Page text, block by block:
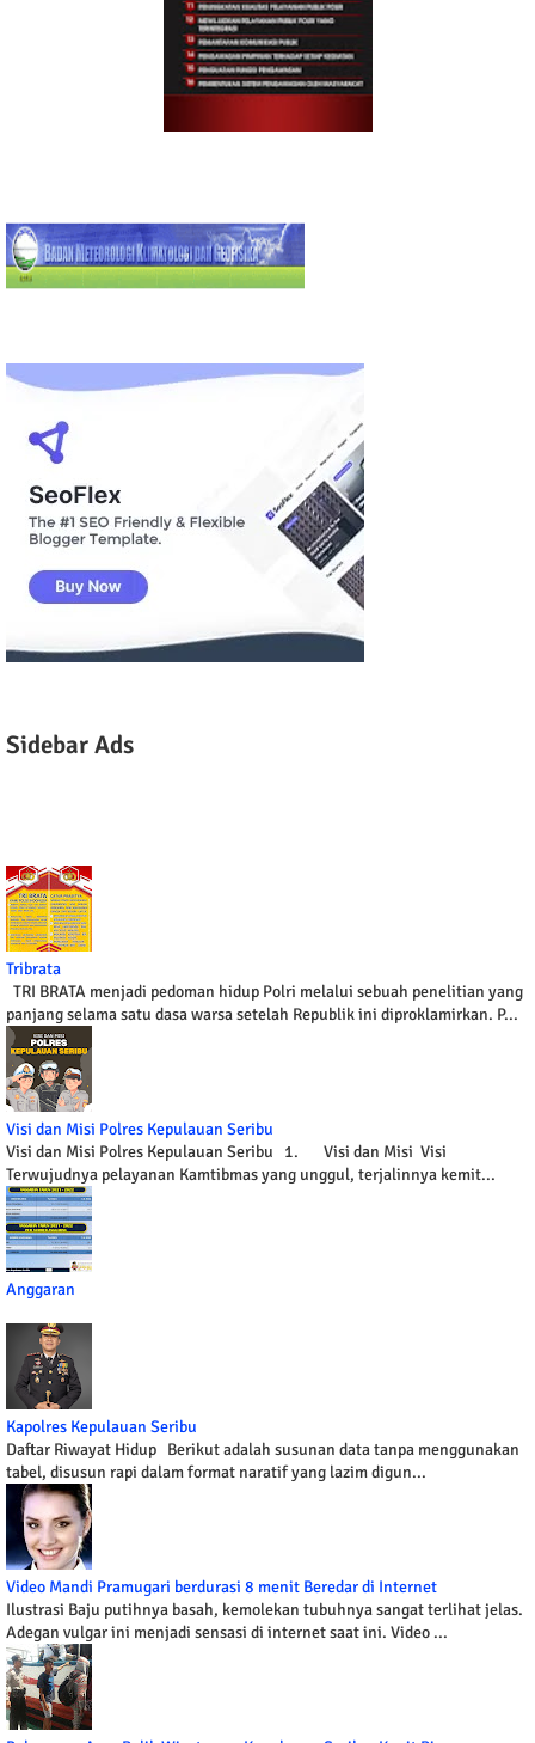
Sidebar Ads
Tribrata
TRI BRATA menjadi pedoman hidup Polri melalui sebuah penelitian yang
panjang selama satu dasa warsa setelah Republik ini diproklamirkan. P...
Visi dan Misi Polres Kepulauan Seribu
Visi dan Misi Polres Kepulauan Seribu 1. Visi dan Misi Visi
Terwujudnya pelayanan Kamtibmas yang unggul, terjalinnya kemit...
Anggaran
Kapolres Kepulauan Seribu
Daftar Riwayat Hidup Berikut adalah susunan data tanpa menggunakan
tabel, disusun rapi dalam format naratif yang lazim digun...
Video Mandi Pramugari berdurasi 8 menit Beredar di Internet
Ilustrasi Baju putihnya basah, kemolekan tubuhnya sangat terlihat jelas.
Adegan vulgar ini menjadi sensasi di internet saat ini. Video ...